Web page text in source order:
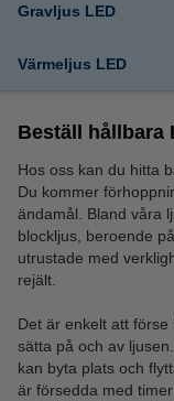
Gravljus LED
Värmeljus LED
Beställ hållbara
Hos oss kan du hitta
Du kommer
ändamål. Bland våra
blockljus, beroende
utrustade med
rejält.
Det är enkelt att
sätta på och av
kan byta plats och
är försedda med